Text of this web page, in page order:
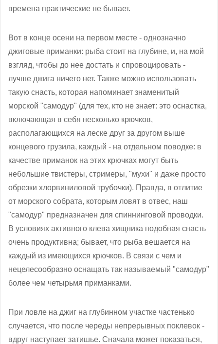
времена практические не бывает.
Вот в конце осени на первом месте - однозначно
джиговые приманки: рыба стоит на глубине, и, на мой
взгляд, чтобы до нее достать и спровоцировать -
лучше джига ничего нет. Также можно использовать
такую снасть, которая напоминает знаменитый
морской "самодур" (для тех, кто не знает: это оснастка,
включающая в себя несколько крючков,
располагающихся на леске друг за другом выше
концевого грузила, каждый - на отдельном поводке: в
качестве приманок на этих крючках могут быть
небольшие твистеры, стримеры, "мухи" и даже просто
обрезки хлорвиниловой трубочки). Правда, в отлитие
от морского собрата, которым ловят в отвес, наш
"самодур" предназначен для спиннинговой проводки.
В условиях активного клева хищника подобная снасть
очень продуктивна; бывает, что рыба вешается на
каждый из имеющихся крючков. В связи с чем и
нецелесообразно оснащать так называемый "самодур"
более чем четырьмя приманками.
При ловле на джиг на глубинном участке частенько
случается, что после череды непрерывных поклевок -
вдруг наступает затишье. Сначала может показаться,